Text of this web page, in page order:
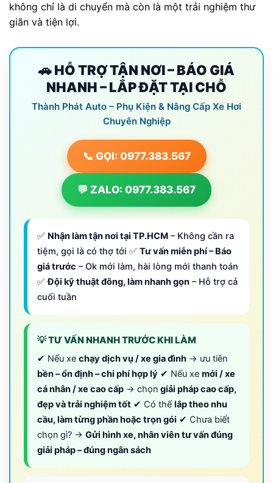
không chỉ là di chuyển mà còn là một trải nghiệm thư
giãn và tiện lợi.
🚗 HỖ TRỢ TẬN NƠI – BÁO GIÁ
NHANH – LẮP ĐẶT TẠI CHỖ
Thành Phát Auto – Phụ Kiện & Nâng Cấp Xe Hơi
Chuyên Nghiệp
📞 GỌI: 0977.383.567
💬 ZALO: 0977.383.567
✅ Nhận làm tận nơi tại TP.HCM – Không cần ra
tiệm, gọi là có thợ tới ✅ Tư vấn miễn phí – Báo
giá trước – Ok mới làm, hài lòng mới thanh toán
✅Đội kỹ thuật đông, làm nhanh gọn – Hỗ trợ cả
cuối tuần
💡 TƯ VẤN NHANH TRƯỚC KHI LÀM
✔ Nếu xe chạy dịch vụ / xe gia đình → ưu tiên
bền – ổn định – chi phí hợp lý ✔ Nếu xe mới / xe
cá nhân / xe cao cấp → chọn giải pháp cao cấp,
đẹp và trải nghiệm tốt ✔ Có thể lắp theo nhu
cầu, làm từng phần hoặc trọn gói ✔ Chưa biết
chọn gì? → Gửi hình xe, nhân viên tư vấn đúng
giải pháp – đúng ngân sách